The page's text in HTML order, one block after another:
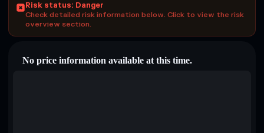
Risk status: Danger
Check detailed risk information below. Click to view the risk
overview section.
No price information available at this time.